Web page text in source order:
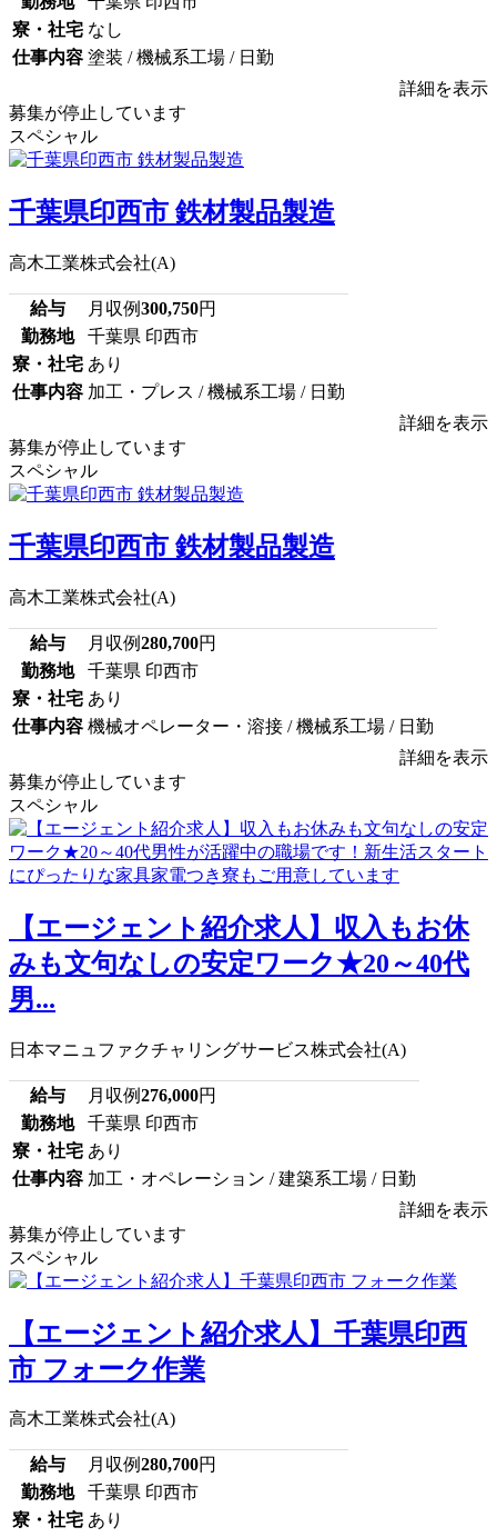
寮・社宅 なし
仕事内容 塗装 / 機械系工場 / 日勤
詳細を表示
募集が停止しています
スペシャル
千葉県印西市 鉄材製品製造
高木工業株式会社(A)
給与 月収例300,750円
勤務地
千葉県 印西市
寮・社宅 あり
仕事内容 加工・プレス / 機械系工場 / 日勤
詳細を表示
募集が停止しています
スペシャル
千葉県印西市 鉄材製品製造
高木工業株式会社(A)
給与 月収例280,700円
勤務地
千葉県 印西市
寮・社宅 あり
仕事内容 機械オペレーター・溶接 / 機械系工場 / 日勤
詳細を表示
募集が停止しています
スペシャル
【エージェント紹介求人】収入もお休
みも文句なしの安定ワーク★20～40代
男...
日本マニュファクチャリングサービス株式会社(A)
給与 月収例276,000円
勤務地
千葉県 印西市
寮・社宅 あり
仕事内容 加工・オペレーション / 建築系工場 / 日勤
詳細を表示
募集が停止しています
スペシャル
【エージェント紹介求人】千葉県印西
市 フォーク作業
高木工業株式会社(A)
給与 月収例280,700円
勤務地
千葉県 印西市
寮・社宅 あり